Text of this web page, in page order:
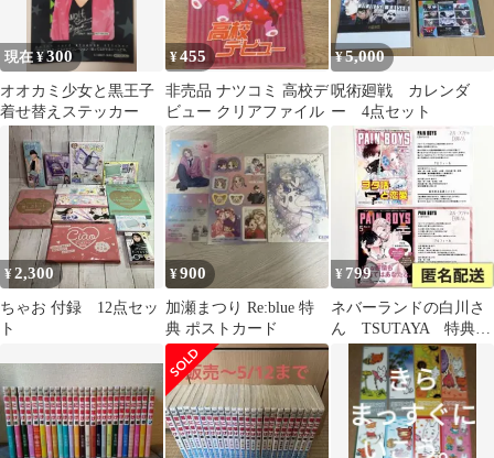
現在 ¥300
オオカミ少女と黒王子
着せ替えステッカー
¥455
非売品 ナツコミ 高校デ
ビュー クリアファイル
¥5,000
呪術廻戦 カレンダ
ー 4点セット
¥2,300
ちゃお 付録 12点セッ
ト
¥900
加瀬まつり Re:blue 特
典 ポストカード
¥ 799
ネバーランドの白川さ
ん TSUTAYA 特典
私の彼氏棚 両面 イラ
ストカード